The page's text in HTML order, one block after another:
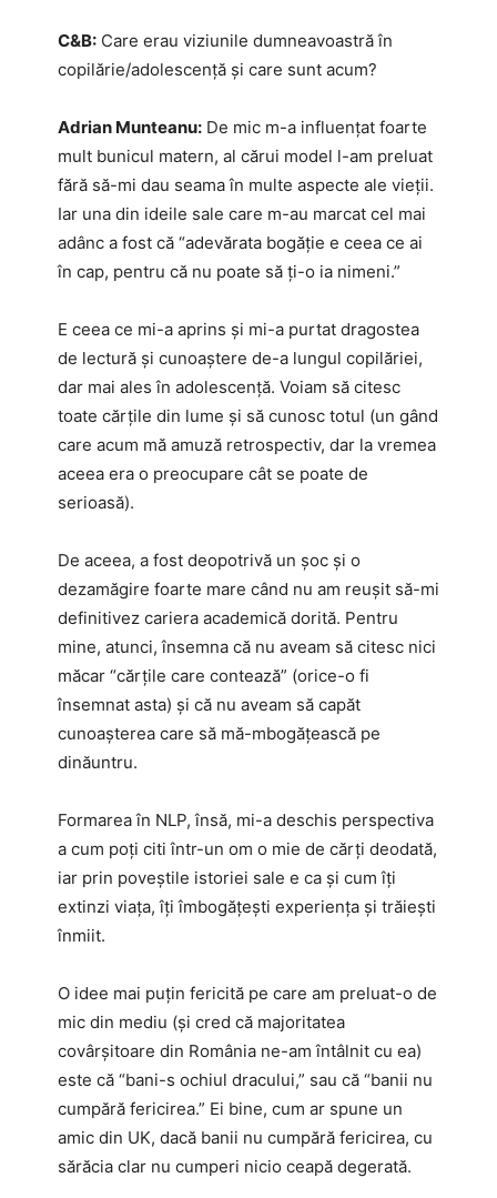
C&B: Care erau viziunile dumneavoastră în
copilărie/adolescență și care sunt acum?
Adrian Munteanu: De mic m-a influențat foarte
mult bunicul matern, al cărui model l-am preluat
fără să-mi dau seama în multe aspecte ale vieții.
Iar una din ideile sale care m-au marcat cel mai
adânc a fost că “adevărata bogăție e ceea ce ai
în cap, pentru că nu poate să ți-o ia nimeni.”
E ceea ce mi-a aprins și mi-a purtat dragostea
de lectură și cunoaștere de-a lungul copilăriei,
dar mai ales în adolescență. Voiam să citesc
toate cărțile din lume și să cunosc totul (un gând
care acum mă amuză retrospectiv, dar la vremea
aceea era o preocupare cât se poate de
serioasă).
De aceea, a fost deopotrivă un șoc și o
dezamăgire foarte mare când nu am reușit să-mi
definitivez cariera academică dorită. Pentru
mine, atunci, însemna că nu aveam să citesc nici
măcar “cărțile care contează” (orice-o fi
însemnat asta) și că nu aveam să capăt
cunoașterea care să mă-mbogățească pe
dinăuntru.
Formarea în NLP, însă, mi-a deschis perspectiva
a cum poți citi într-un om o mie de cărți deodată,
iar prin poveștile istoriei sale e ca și cum îți
extinzi viața, îți îmbogățești experiența și trăiești
înmiit.
O idee mai puțin fericită pe care am preluat-o de
mic din mediu (și cred că majoritatea
covârșitoare din România ne-am întâlnit cu ea)
este că “bani-s ochiul dracului,” sau că “banii nu
cumpără fericirea.” Ei bine, cum ar spune un
amic din UK, dacă banii nu cumpără fericirea, cu
sărăcia clar nu cumperi nicio ceapă degerată.